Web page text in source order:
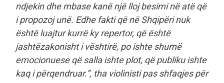
ndjekin dhe mbase kanë një lloj besimi në atë që
i propozoj unë. Edhe fakti që në Shqipëri nuk
është luajtur kurrë ky repertor, që është
jashtëzakonisht i vështirë, po ishte shumë
emocionuese që salla ishte plot, që publiku ishte
kaq i përqendruar.”, tha violinisti pas shfaqjes për